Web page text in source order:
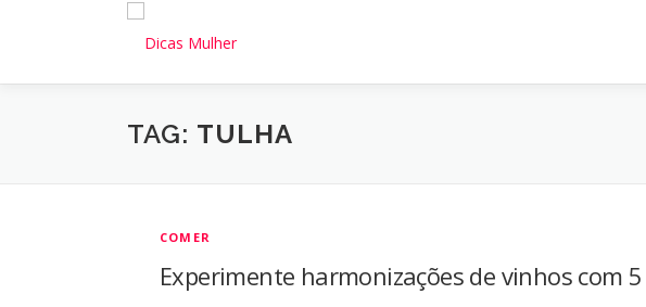
conteúdo
TAG: TULHA
COMER
Experimente harmonizações de vinhos com